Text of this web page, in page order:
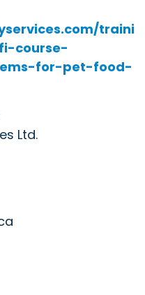
traini
course-
for-pet-food-
Ltd.